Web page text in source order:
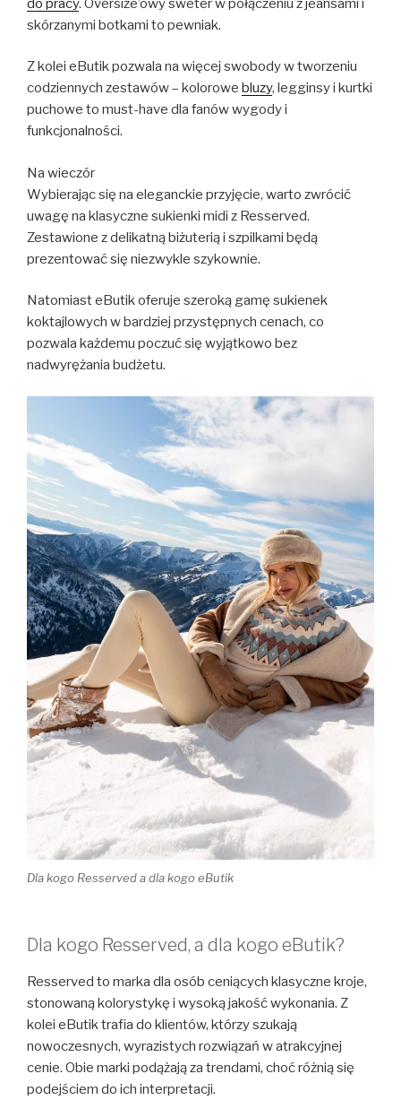
skórzanymi botkami to pewniak.
Z kolei eButik pozwala na więcej swobody w tworzeniu
codziennych zestawów – kolorowe bluzy, legginsy i kurtki
puchowe to must-have dla fanów wygody i
funkcjonalności.
Na wieczór
Wybierając się na eleganckie przyjęcie, warto zwrócić
uwagę na klasyczne sukienki midi z Resserved.
Zestawione z delikatną biżuterią i szpilkami będą
prezentować się niezwykle szykownie.
Natomiast eButik oferuje szeroką gamę sukienek
koktajlowych w bardziej przystępnych cenach, co
pozwala każdemu poczuć się wyjątkowo bez
nadwyrężania budżetu.
Dla kogo Resserved a dla kogo eButik
Dla kogo Resserved, a dla kogo eButik?
Resserved to marka dla osób ceniących klasyczne kroje,
stonowaną kolorystykę i wysoką jakość wykonania. Z
kolei eButik trafia do klientów, którzy szukają
nowoczesnych, wyrazistych rozwiązań w atrakcyjnej
cenie. Obie marki podążają za trendami, choć różnią się
podejściem do ich interpretacji.